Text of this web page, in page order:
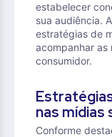
estabelecer
sua audiência.
estratégias de
acompanhar as
consumidor.
nas mídias
Conforme